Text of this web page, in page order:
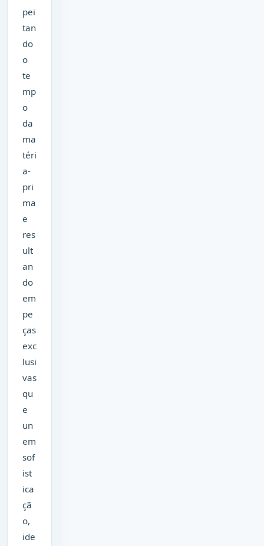
pei
tan
do
o
te
mp
o
da
ma
téri
a-
pri
ma
e
res
ult
an
do
em
pe
ças
exc
lusi
vas
qu
e
un
em
sof
ist
ica
çã
o,
ide